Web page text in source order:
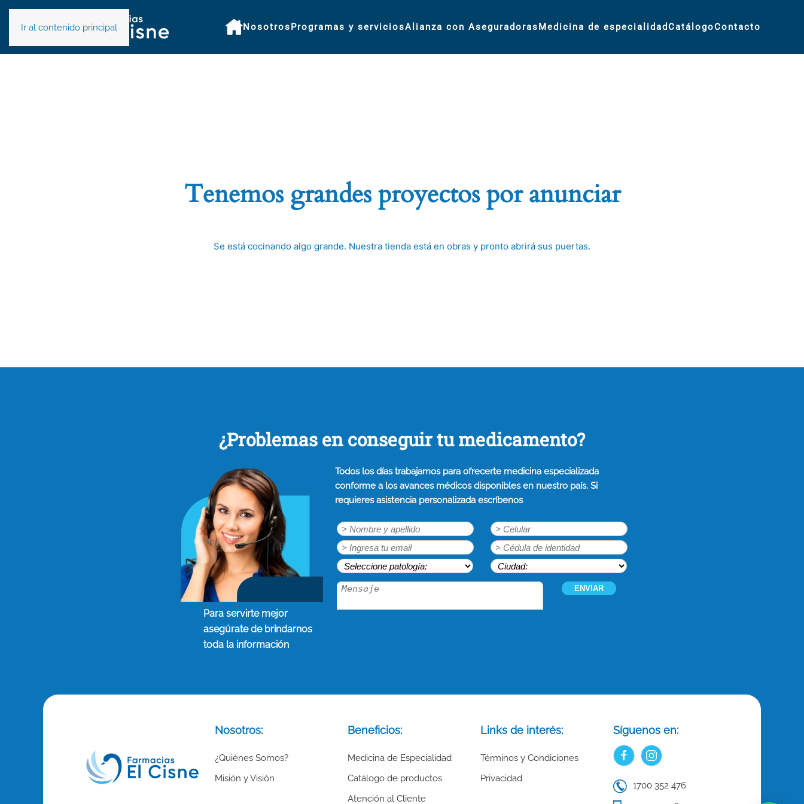
Ir al contenido principal NosotrosProgramas y serviciosAlianza con AseguradorasMedicina de especialidad CatálogoContacto
Tenemos grandes proyectos por anunciar
Se está cocinando algo grande. Nuestra tienda está en obras y pronto abrirá sus puertas.
¿Problemas en conseguir tu medicamento?
Para servirte mejor
asegúrate de brindarnos
toda la información
Todos los días trabajamos para ofrecerte medicina especializada
conforme a los avances médicos disponibles en nuestro país. Si
requieres asistencia personalizada escríbenos
Nosotros:
¿Quiénes Somos?
Misión y Visión
Beneficios:
Medicina de Especialidad
Catálogo de productos
Atención al Cliente
Links de interés:
Términos y Condiciones
Privacidad
Síguenos en:
1700 352 476